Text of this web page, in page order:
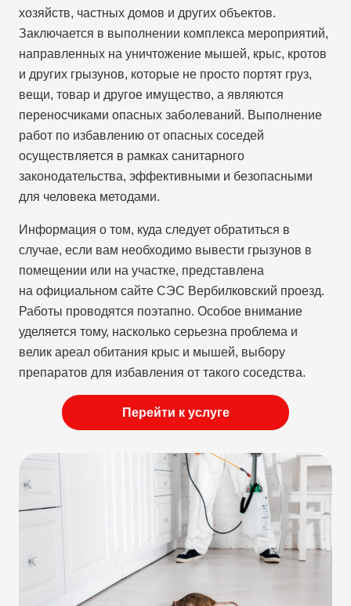
хозяйств, частных домов и других объектов.
Заключается в выполнении комплекса мероприятий,
направленных на уничтожение мышей, крыс, кротов
и других грызунов, которые не просто портят груз,
вещи, товар и другое имущество, а являются
переносчиками опасных заболеваний. Выполнение
работ по избавлению от опасных соседей
осуществляется в рамках санитарного
законодательства, эффективными и безопасными
для человека методами.
Информация о том, куда следует обратиться в
случае, если вам необходимо вывести грызунов в
помещении или на участке, представлена
на официальном сайте СЭС Вербилковский проезд.
Работы проводятся поэтапно. Особое внимание
уделяется тому, насколько серьезна проблема и
велик ареал обитания крыс и мышей, выбору
препаратов для избавления от такого соседства.
Перейти к услуге